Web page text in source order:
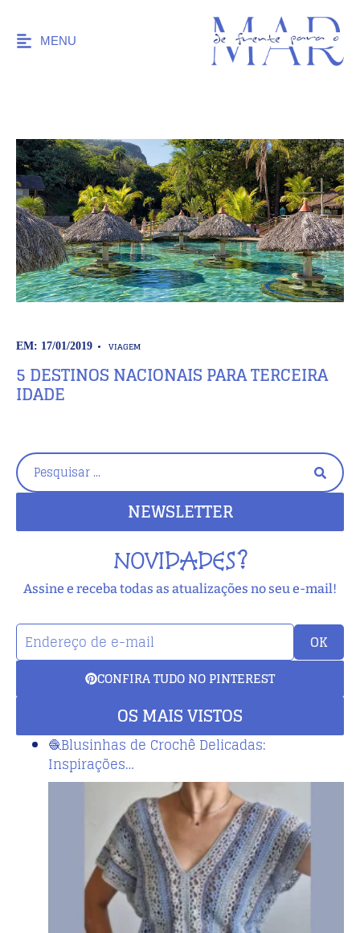
MENU
EM: 17/01/2019 VIAGEM
5 DESTINOS NACIONAIS PARA TERCEIRA
IDADE
NEWSLETTER
NOVIDADES?
Assine e receba todas as atualizações no seu e-mail!
OK
CONFIRA TUDO NO PINTEREST
OS MAIS VISTOS
🧶Blusinhas de Crochê Delicadas:
Inspirações…